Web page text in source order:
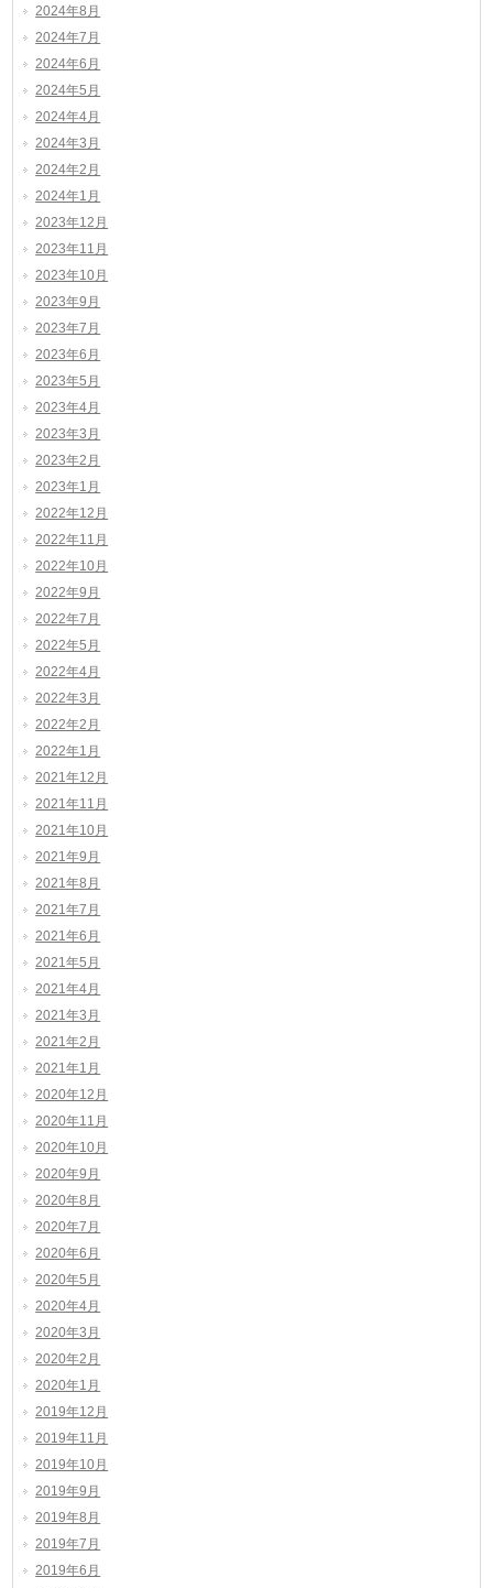
2024年8月
2024年7月
2024年6月
2024年5月
2024年4月
2024年3月
2024年2月
2024年1月
2023年12月
2023年11月
2023年10月
2023年9月
2023年7月
2023年6月
2023年5月
2023年4月
2023年3月
2023年2月
2023年1月
2022年12月
2022年11月
2022年10月
2022年9月
2022年7月
2022年5月
2022年4月
2022年3月
2022年2月
2022年1月
2021年12月
2021年11月
2021年10月
2021年9月
2021年8月
2021年7月
2021年6月
2021年5月
2021年4月
2021年3月
2021年2月
2021年1月
2020年12月
2020年11月
2020年10月
2020年9月
2020年8月
2020年7月
2020年6月
2020年5月
2020年4月
2020年3月
2020年2月
2020年1月
2019年12月
2019年11月
2019年10月
2019年9月
2019年8月
2019年7月
2019年6月